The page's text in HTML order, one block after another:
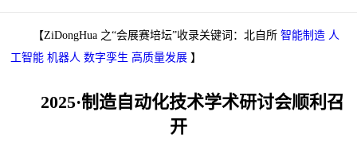
【ZiDongHua 之“会展赛培坛”收录关键词：北自所智能制造 人
工智能 机器人 数字孪生 高质量发展 】
2025·制造自动化技术学术研讨会顺利召
开